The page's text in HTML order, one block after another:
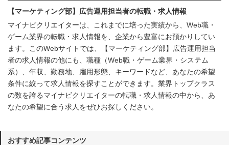
【マーケティング部】広告運用担当者の転職・求人情報
マイナビクリエイターは、これまでに培った実績から、Web職・
ゲーム業界の転職・求人情報を、企業から豊富にお預かりしてい
ます。このWebサイトでは、【マーケティング部】広告運用担当
者の求人情報の他にも、職種（Web職・ゲーム業界・システム
系）、年収、勤務地、雇用形態、キーワードなど、あなたの希望
条件に絞って求人情報を探すことができます。業界トップクラス
の数を誇るマイナビクリエイターの転職・求人情報の中から、あ
なたの希望に合う求人をぜひお探しください。
おすすめ記事コンテンツ